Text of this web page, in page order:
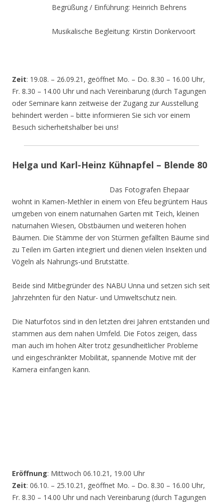
Begrüßung / Einführung: Heinrich Behrens
Musikalische Begleitung: Kirstin Donkervoort
Zeit: 19.08. – 26.09.21, geöffnet Mo. – Do. 8.30 – 16.00 Uhr,
Fr. 8.30 – 14.00 Uhr und nach Vereinbarung (durch Tagungen
oder Seminare kann zeitweise der Zugang zur Ausstellung
behindert werden – bitte informieren Sie sich vor einem
Besuch sicherheitshalber bei uns!
Helga und Karl-Heinz Kühnapfel – Blende 80
Das Fotografen Ehepaar
wohnt in Kamen-Methler in einem von Efeu begrüntem Haus
umgeben von einem naturnahen Garten mit Teich, kleinen
naturnahen Wiesen, Obstbäumen und weiteren hohen
Bäumen. Die Stämme der von Stürmen gefällten Bäume sind
zu Teilen im Garten integriert und dienen vielen Insekten und
Vögeln als Nahrungs-und Brutstätte.
Beide sind Mitbegründer des NABU Unna und setzen sich seit
Jahrzehnten für den Natur- und Umweltschutz nein.
Die Naturfotos sind in den letzten drei Jahren entstanden und
stammen aus dem nahen Umfeld. Die Fotos zeigen, dass
man auch im hohen Alter trotz gesundheitlicher Probleme
und eingeschränkter Mobilität, spannende Motive mit der
Kamera einfangen kann.
Eröffnung: Mittwoch 06.10.21, 19.00 Uhr
Zeit: 06.10. – 25.10.21, geöffnet Mo. – Do. 8.30 – 16.00 Uhr,
Fr. 8.30 – 14.00 Uhr und nach Vereinbarung (durch Tagungen